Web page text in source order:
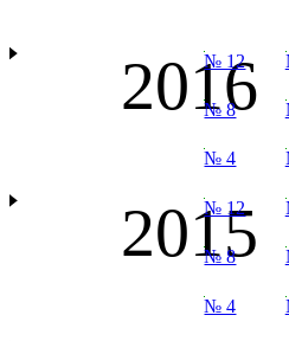
2016
№ 12
№ 8
№ 4
2015
№ 12
№ 8
№ 4